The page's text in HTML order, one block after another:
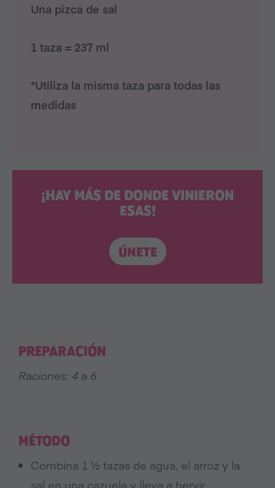
¡HAY MÁS DE DONDE VINIERON
ESAS!
ÚNETE
Una pizca de sal
1 taza = 237 ml
*Utiliza la misma taza para todas las
medidas
PREPARACIÓN
Raciones: 4 a 6
MÉTODO
Combina 1 ½ tazas de agua, el arroz y la
sal en una cazuela y lleva a hervir.